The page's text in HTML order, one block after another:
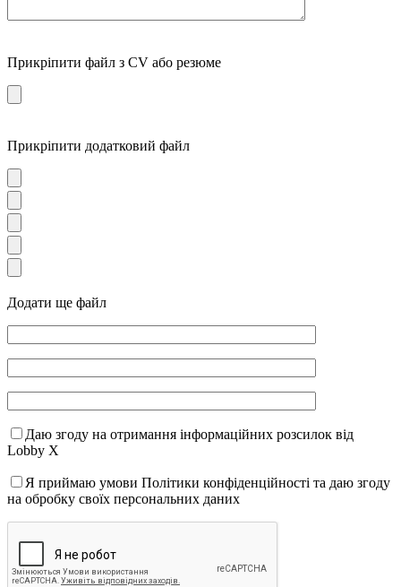
Прикріпити файл з CV або резюме
Прикріпити додатковий файл
Додати ще файл
Даю згоду на отримання інформаційних розсилок від
Lobby X
Я приймаю умови Політики конфіденційності та даю згоду
на обробку своїх персональних даних